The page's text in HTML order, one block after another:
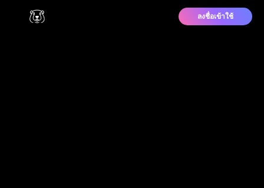
ลงชื่อเข้าใช้